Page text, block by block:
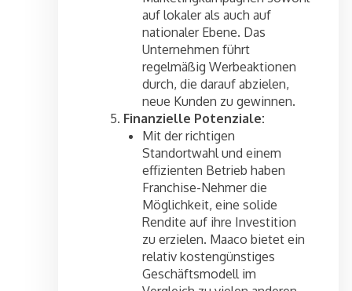
auf lokaler als auch auf
nationaler Ebene. Das
Unternehmen führt
regelmäßig Werbeaktionen
durch, die darauf abzielen,
neue Kunden zu gewinnen.
Finanzielle Potenziale:
Mit der richtigen
Standortwahl und einem
effizienten Betrieb haben
Franchise-Nehmer die
Möglichkeit, eine solide
Rendite auf ihre Investition
zu erzielen. Maaco bietet ein
relativ kostengünstiges
Geschäftsmodell im